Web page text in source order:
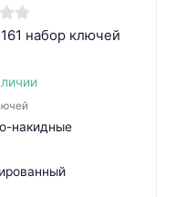
набор ключей
накидные